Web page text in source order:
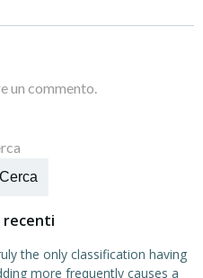
un commento.
Cerca
the only classification having
more frequently causes a